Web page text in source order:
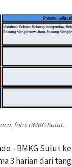
foto: BMKG Sulut.
- BMKG Sulut
3 harian dari